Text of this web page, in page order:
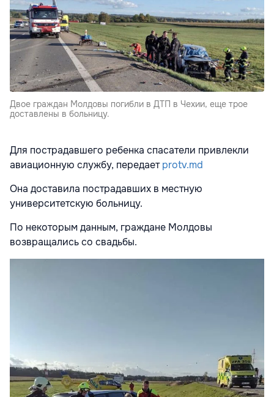
Двое граждан Молдовы погибли в ДТП в Чехии, еще трое
доставлены в больницу.
Для пострадавшего ребенка спасатели привлекли
авиационную службу, передаетprotv.md
Она доставила пострадавших в местную
университетскую больницу.
По некоторым данным, граждане Молдовы
возвращались со свадьбы.